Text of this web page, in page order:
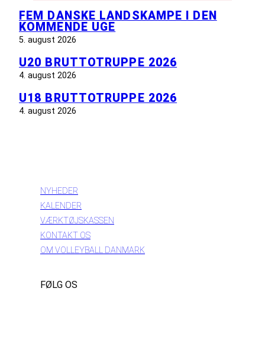
FEM DANSKE LANDSKAMPE I DEN
KOMMENDE UGE
5. august 2026
U20 BRUTTOTRUPPE 2026
4. august 2026
U18 BRUTTOTRUPPE 2026
4. august 2026
NYHEDER
KALENDER
VÆRKTØJSKASSEN
KONTAKT OS
OM VOLLEYBALL DANMARK
FØLG OS